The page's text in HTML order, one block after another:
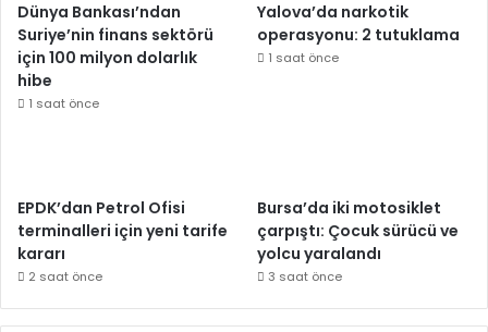
Dünya Bankası’ndan
Suriye’nin finans sektörü
için 100 milyon dolarlık
hibe
1 saat önce
Yalova’da narkotik
operasyonu: 2 tutuklama
1 saat önce
EPDK’dan Petrol Ofisi
terminalleri için yeni tarife
kararı
2 saat önce
Bursa’da iki motosiklet
çarpıştı: Çocuk sürücü ve
yolcu yaralandı
3 saat önce